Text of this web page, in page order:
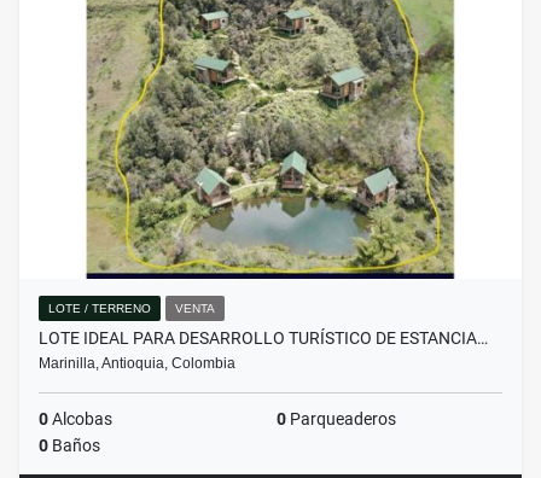
LOTE / TERRENO VENTA
LOTE IDEAL PARA DESARROLLO TURÍSTICO DE ESTANCIA…
Marinilla, Antioquia, Colombia
0Alcobas 0 Parqueaderos
0 Baños